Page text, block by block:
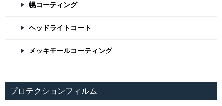
幌コーティング
ヘッドライトコート
メッキモールコーティング
プロテクションフィルム